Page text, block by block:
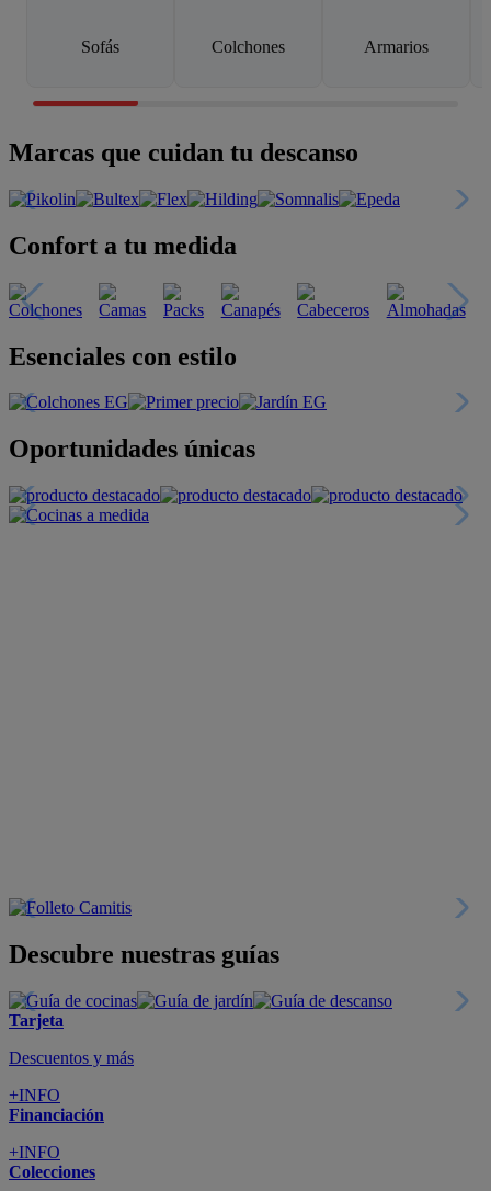
Sofás Colchones Armarios
Marcas que cuidan tu descanso
Confort a tu medida
Esenciales con estilo
Oportunidades únicas
Descubre nuestras guías
Tarjeta
Descuentos y más
+INFO
Financiación
+INFO
Colecciones